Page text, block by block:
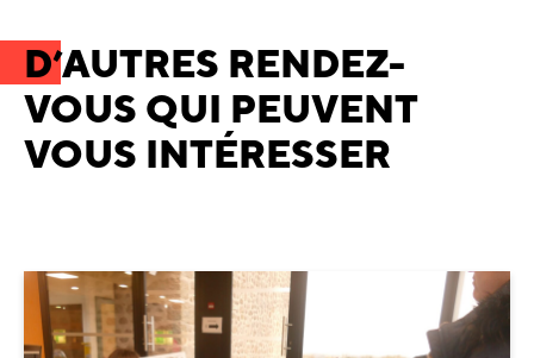
D’AUTRES RENDEZ-
VOUS QUI PEUVENT
VOUS INTÉRESSER